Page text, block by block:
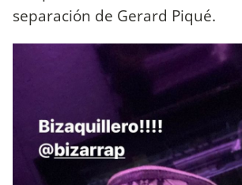
separación de Gerard Piqué.